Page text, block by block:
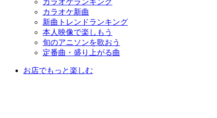
カラオケランキング
カラオケ新曲
新曲トレンドランキング
本人映像で楽しもう
旬のアニソンを歌おう
定番曲・盛り上がる曲
お店でもっと楽しむ